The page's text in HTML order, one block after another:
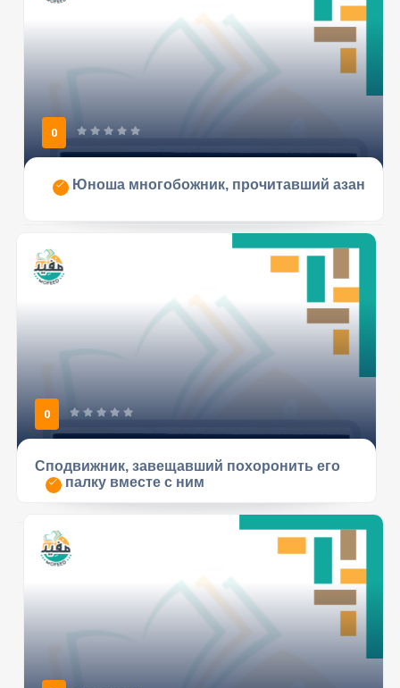
0
Юноша многобожник, прочитавший азан
0
Сподвижник, завещавший похоронить его
палку вместе с ним